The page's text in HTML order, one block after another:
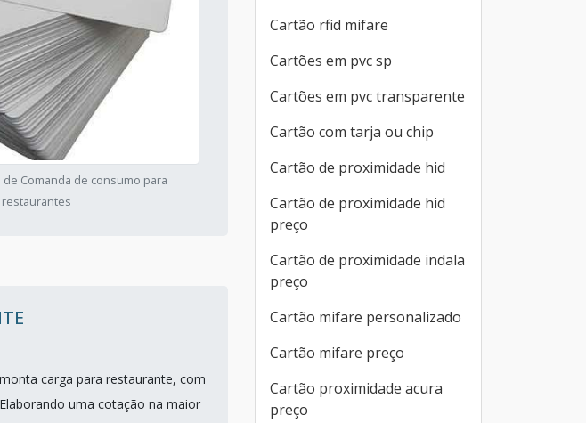
de Comanda de consumo para
restaurantes
carga para restaurante, com
uma cotação na maior
Cartão rfid mifare
Cartões em pvc sp
Cartões em pvc transparente
Cartão com tarja ou chip
Cartão de proximidade hid
Cartão de proximidade hid
preço
Cartão de proximidade indala
preço
Cartão mifare personalizado
Cartão mifare preço
Cartão proximidade acura
preço